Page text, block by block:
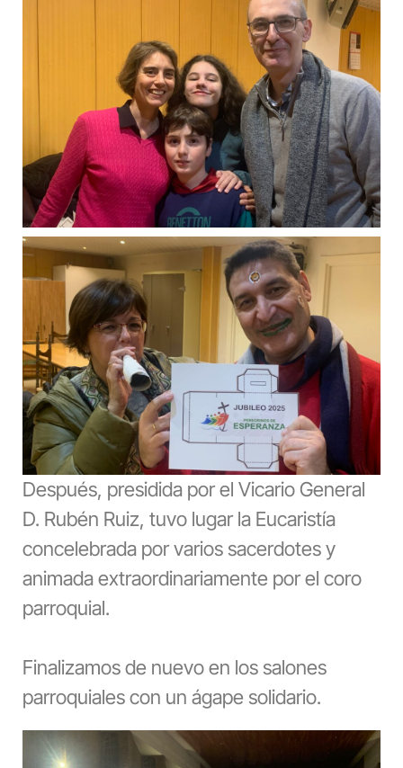
Después, presidida por el Vicario General
D. Rubén Ruiz, tuvo lugar la Eucaristía
concelebrada por varios sacerdotes y
animada extraordinariamente por el coro
parroquial.
Finalizamos de nuevo en los salones
parroquiales con un ágape solidario.